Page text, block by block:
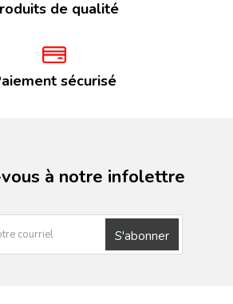
de qualité
sécurisé
à notre infolettre
S'abonner